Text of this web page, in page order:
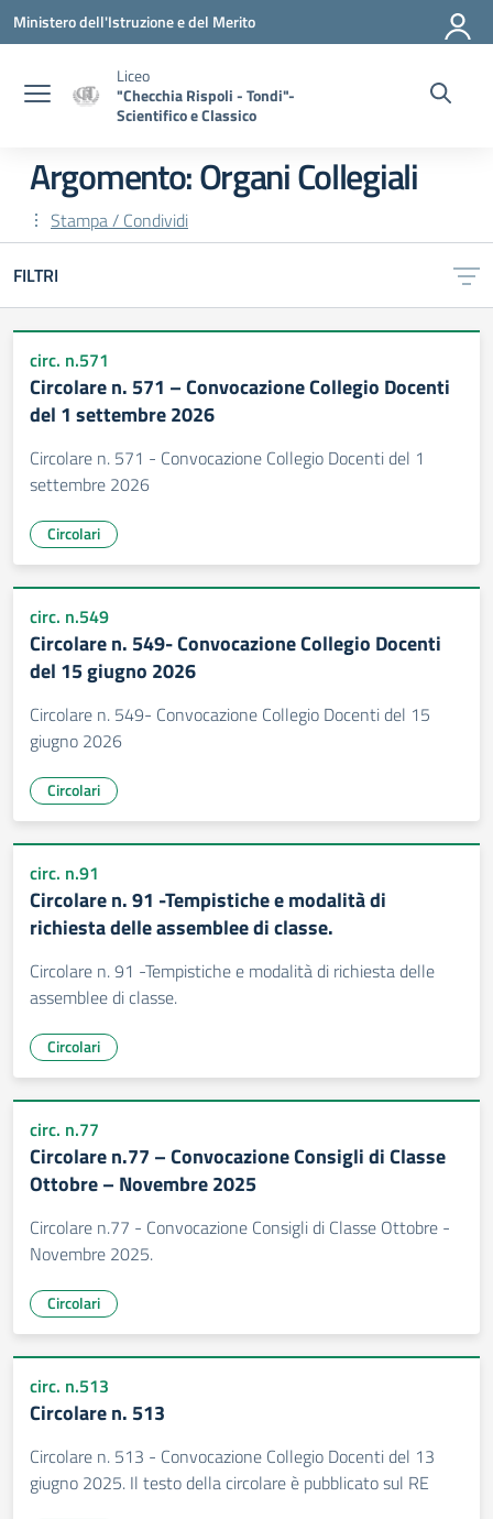
Vai ai contenuti
Vai al menu di navigazione
Vai al footer
Ministero dell'Istruzione e del Merito
Liceo
"Checchia Rispoli - Tondi"-
Scientifico e Classico
Argomento: Organi Collegiali
Stampa / Condividi
FILTRI
circ. n.571
Circolare n. 571 – Convocazione Collegio Docenti
del 1 settembre 2026
Circolare n. 571 - Convocazione Collegio Docenti del 1
settembre 2026
Circolari
circ. n.549
Circolare n. 549- Convocazione Collegio Docenti
del 15 giugno 2026
Circolare n. 549- Convocazione Collegio Docenti del 15
giugno 2026
Circolari
circ. n.91
Circolare n. 91 -Tempistiche e modalità di
richiesta delle assemblee di classe.
Circolare n. 91 -Tempistiche e modalità di richiesta delle
assemblee di classe.
Circolari
circ. n.77
Circolare n.77 – Convocazione Consigli di Classe
Ottobre – Novembre 2025
Circolare n.77 - Convocazione Consigli di Classe Ottobre -
Novembre 2025.
Circolari
circ. n.513
Circolare n. 513
Circolare n. 513 - Convocazione Collegio Docenti del 13
giugno 2025. Il testo della circolare è pubblicato sul RE